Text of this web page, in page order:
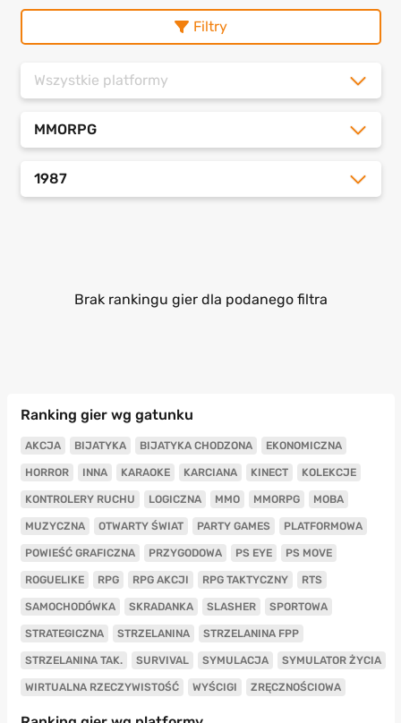
Filtry
Wszystkie platformy
MMORPG
1987
Brak rankingu gier dla podanego filtra
Ranking gier wg gatunku
AKCJA BIJATYKA BIJATYKA CHODZONA EKONOMICZNA
HORROR INNA KARAOKE KARCIANA KINECT KOLEKCJE
KONTROLERY RUCHU LOGICZNA MMO MMORPG MOBA
MUZYCZNA OTWARTY ŚWIAT PARTY GAMES PLATFORMOWA
POWIEŚĆ GRAFICZNA PRZYGODOWA PS EYE PS MOVE
ROGUELIKE RPG RPG AKCJI RPG TAKTYCZNY RTS
SAMOCHODÓWKA SKRADANKA SLASHER SPORTOWA
STRATEGICZNA STRZELANINA STRZELANINA FPP
STRZELANINA TAK. SURVIVAL SYMULACJA SYMULATOR ŻYCIA
WIRTUALNA RZECZYWISTOŚĆ WYŚCIGI ZRĘCZNOŚCIOWA